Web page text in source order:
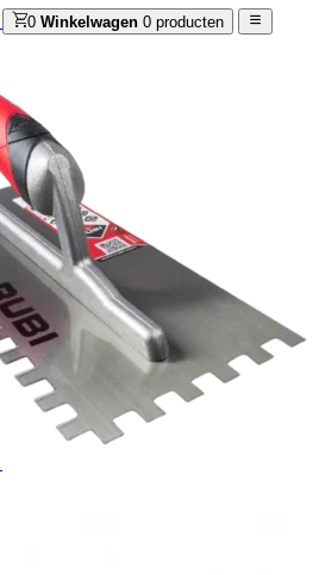
0 Winkelwagen 0 producten